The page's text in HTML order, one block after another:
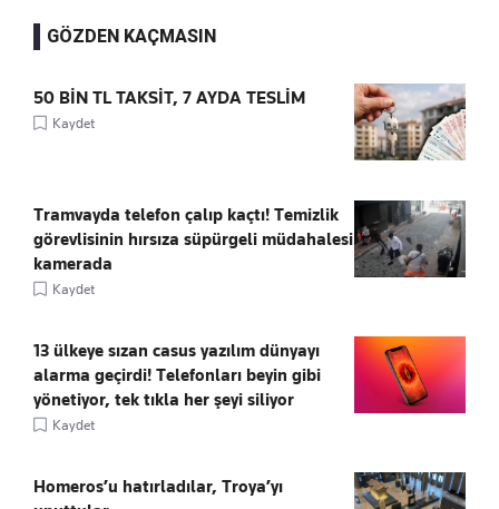
GÖZDEN KAÇMASIN
50 BİN TL TAKSİT, 7 AYDA TESLİM
Kaydet
Tramvayda telefon çalıp kaçtı! Temizlik
görevlisinin hırsıza süpürgeli müdahalesi
kamerada
Kaydet
13 ülkeye sızan casus yazılım dünyayı
alarma geçirdi! Telefonları beyin gibi
yönetiyor, tek tıkla her şeyi siliyor
Kaydet
Homeros’u hatırladılar, Troya’yı